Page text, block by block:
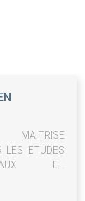
MAITRISE
LES ETUDES
DE